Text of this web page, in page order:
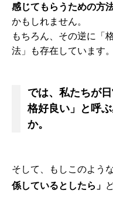
感じてもらうための方
かもしれません。
もちろん、その逆に「
法」も存在しています。
では、私たちが
格好良い」と呼
か。
そして、もしこのよう
係しているとしたら」